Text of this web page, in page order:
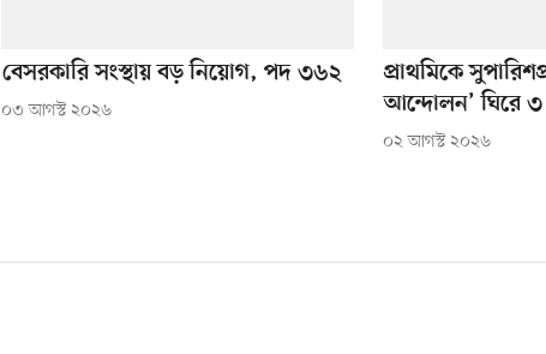
বেসরকারি সংস্থায় বড় নিয়োগ, পদ ৩৬২
০৩ আগস্ট ২০২৬
প্রাথমিকে
আন্দোলন’ ঘিরে ৩
০২ আগস্ট ২০২৬